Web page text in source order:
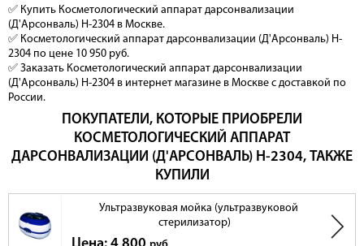
✅ Купить Косметологический аппарат дарсонвализации
(Д'Арсонваль) H-2304 в Москве.
✅ Косметологический аппарат дарсонвализации (Д'Арсонваль) H-
2304 по цене 10 950 руб.
✅ Заказать Косметологический аппарат дарсонвализации
(Д'Арсонваль) H-2304 в интернет магазине в Москве с доставкой по
России.
ПОКУПАТЕЛИ, КОТОРЫЕ ПРИОБРЕЛИ
КОСМЕТОЛОГИЧЕСКИЙ АППАРАТ
ДАРСОНВАЛИЗАЦИИ (Д'АРСОНВАЛЬ) H-2304, ТАКЖЕ
КУПИЛИ
Ультразвуковая мойка (ультразвуковой
стерилизатор)